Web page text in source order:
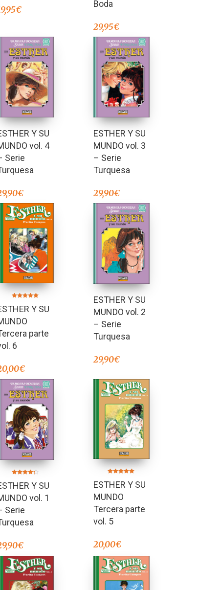
€
Boda
29,95€
Y SU
vol. 4
Serie
€
ESTHER Y SU
MUNDO vol. 3
– Serie
Turquesa
29,90€
5.00
de 5
Y SU
parte
6
€
ESTHER Y SU
MUNDO vol. 2
– Serie
Turquesa
29,90€
4.25
de 5
Y SU
vol. 1
Serie
€
5.00
de 5
ESTHER Y SU
MUNDO
Tercera parte
vol. 5
20,00€